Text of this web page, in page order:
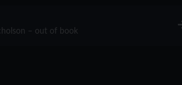
– out of book